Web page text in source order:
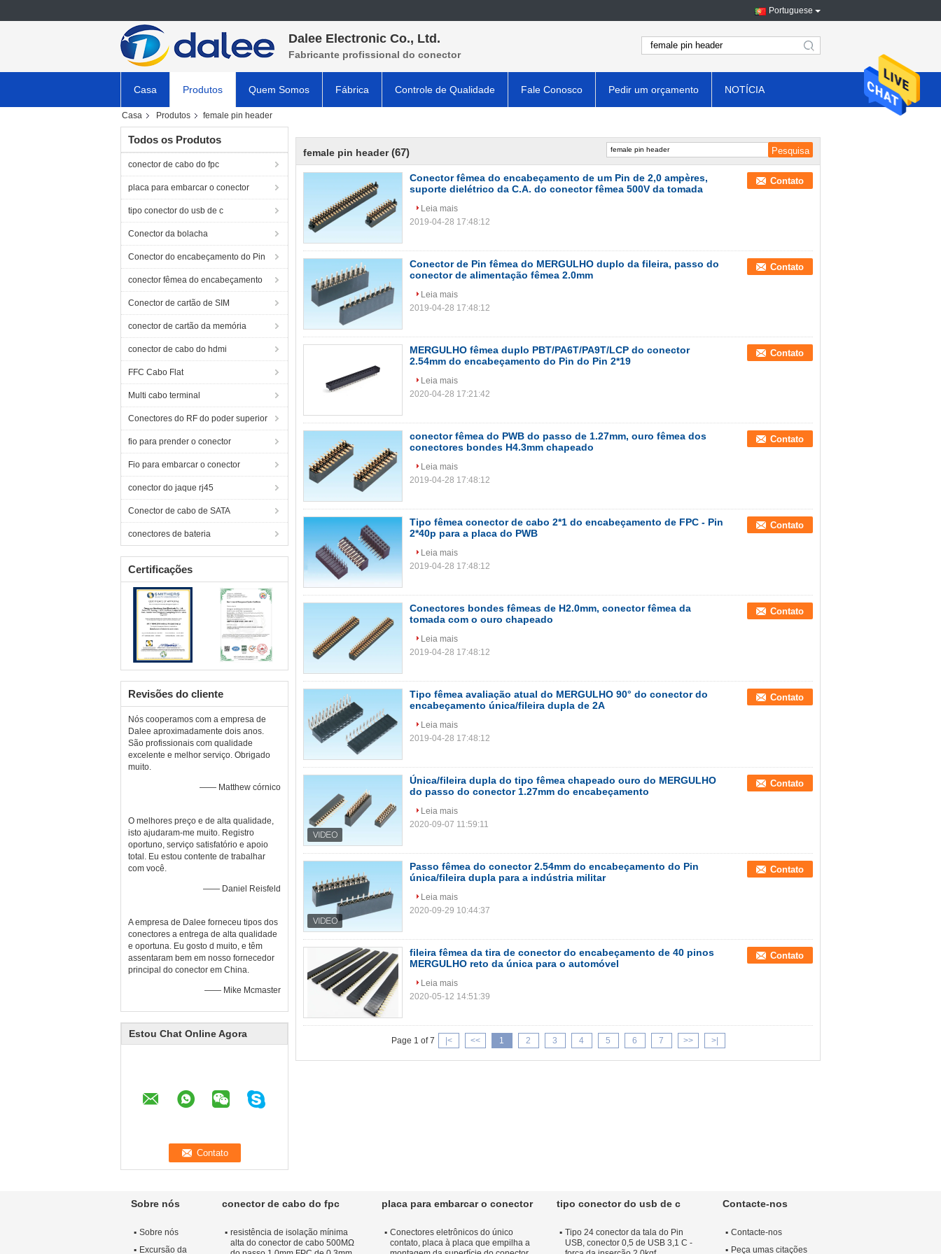
Portuguese
Dalee Electronic Co., Ltd.
Fabricante profissional do conector search
Casa Produtos Quem Somos Fábrica Controle de Qualidade Fale Conosco Pedir um orçamento NOTÍCIA
Casa Produtos female pin header
Todos os Produtos
conector de cabo do fpc
placa para embarcar o conector
tipo conector do usb de c
Conector da bolacha
Conector do encabeçamento do Pin
conector fêmea do encabeçamento
Conector de cartão de SIM
conector de cartão da memória
conector de cabo do hdmi
FFC Cabo Flat
Multi cabo terminal
Conectores do RF do poder superior
fio para prender o conector
Fio para embarcar o conector
conector do jaque rj45
Conector de cabo de SATA
conectores de bateria
Certificações
Revisões do cliente
Nós cooperamos com a empresa de
Dalee aproximadamente dois anos.
São profissionais com qualidade
excelente e melhor serviço. Obrigado
muito.
—— Matthew córnico
O melhores preço e de alta qualidade,
isto ajudaram-me muito. Registro
oportuno, serviço satisfatório e apoio
total. Eu estou contente de trabalhar
com você.
—— Daniel Reisfeld
A empresa de Dalee forneceu tipos dos
conectores a entrega de alta qualidade
e oportuna. Eu gosto d muito, e têm
assentaram bem em nosso fornecedor
principal do conector em China.
—— Mike Mcmaster
Estou Chat Online Agora
female pin header (67)
Conector fêmea do encabeçamento de um Pin de 2,0 ampères,
suporte dielétrico da C.A. do conector fêmea 500V da tomada
Contato
Leia mais
2019-04-28 17:48:12
Conector de Pin fêmea do MERGULHO duplo da fileira, passo do
conector de alimentação fêmea 2.0mm
Contato
Leia mais
2019-04-28 17:48:12
MERGULHO fêmea duplo PBT/PA6T/PA9T/LCP do conector
2.54mm do encabeçamento do Pin do Pin 2*19
Contato
Leia mais
2020-04-28 17:21:42
conector fêmea do PWB do passo de 1.27mm, ouro fêmea dos
conectores bondes H4.3mm chapeado
Contato
Leia mais
2019-04-28 17:48:12
Tipo fêmea conector de cabo 2*1 do encabeçamento de FPC - Pin
2*40p para a placa do PWB
Contato
Leia mais
2019-04-28 17:48:12
Conectores bondes fêmeas de H2.0mm, conector fêmea da
tomada com o ouro chapeado
Contato
Leia mais
2019-04-28 17:48:12
Tipo fêmea avaliação atual do MERGULHO 90° do conector do
encabeçamento única/fileira dupla de 2A
Contato
Leia mais
2019-04-28 17:48:12
Única/fileira dupla do tipo fêmea chapeado ouro do MERGULHO
do passo do conector 1.27mm do encabeçamento
Contato
Leia mais
2020-09-07 11:59:11
Passo fêmea do conector 2.54mm do encabeçamento do Pin
única/fileira dupla para a indústria militar
Contato
Leia mais
2020-09-29 10:44:37
fileira fêmea da tira de conector do encabeçamento de 40 pinos
MERGULHO reto da única para o automóvel
Contato
Leia mais
2020-05-12 14:51:39
Page 1 of 7 |< << 1 2 3 4 5 6 7 >> >|
Sobre nós
Sobre nós
Excursão da
conector de cabo do fpc
resistência de isolação mínima
alta do conector de cabo 500MΩ
placa para embarcar o conector
Conectores eletrônicos do único
contato, placa à placa que empilha a
tipo conector do usb de c
Tipo 24 conector da tala do Pin
USB, conector 0,5 de USB 3,1 C -
Contacte-nos
Contacte-nos
Peça umas citações